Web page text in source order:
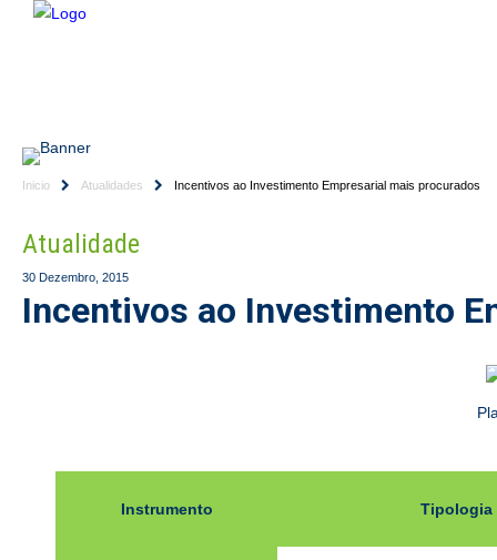
Inicio Atualidades Incentivos ao Investimento Empresarial mais procurados
Atualidade
30 Dezembro, 2015
Incentivos ao Investimento
Instrumento Tipologia